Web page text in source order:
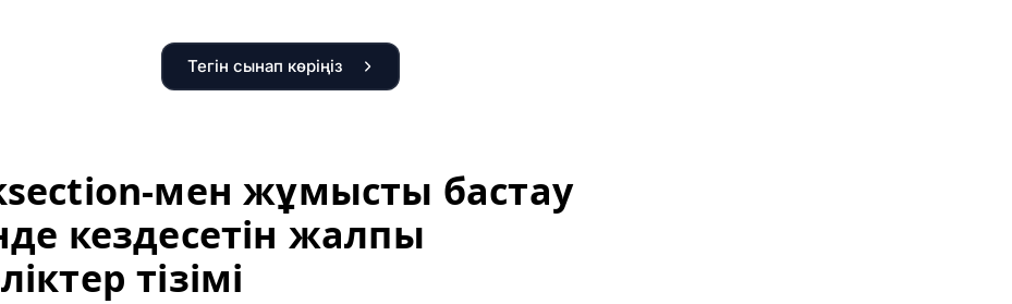
Тегін сынап көріңіз
мен жұмысты бастау
кездесетін жалпы
тізімі